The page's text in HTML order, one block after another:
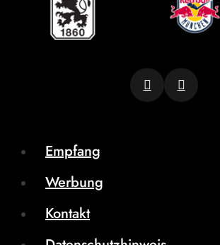
Empfang
Werbung
Kontakt